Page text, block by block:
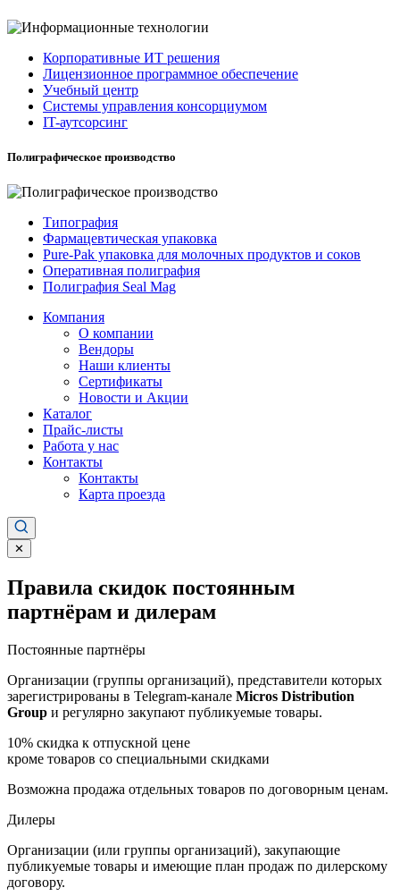
Корпоративные ИТ решения
Лицензионное программное обеспечение
Учебный центр
Системы управления консорциумом
IT-аутсорсинг
Полиграфическое производство
Типография
Фармацевтическая упаковка
Pure-Pak упаковка для молочных продуктов и соков
Оперативная полиграфия
Полиграфия Seal Mag
Компания
О компании
Вендоры
Наши клиенты
Сертификаты
Новости и Акции
Каталог
Прайс-листы
Работа у нас
Контакты
Контакты
Карта проезда
✕
Правила скидок постоянным
партнёрам и дилерам
Постоянные партнёры
Организации (группы организаций), представители которых
зарегистрированы в Telegram-канале Micros Distribution
Group и регулярно закупают публикуемые товары.
10% скидка к отпускной цене
кроме товаров со специальными скидками
Возможна продажа отдельных товаров по договорным ценам.
Дилеры
Организации (или группы организаций), закупающие
публикуемые товары и имеющие план продаж по дилерскому
договору.